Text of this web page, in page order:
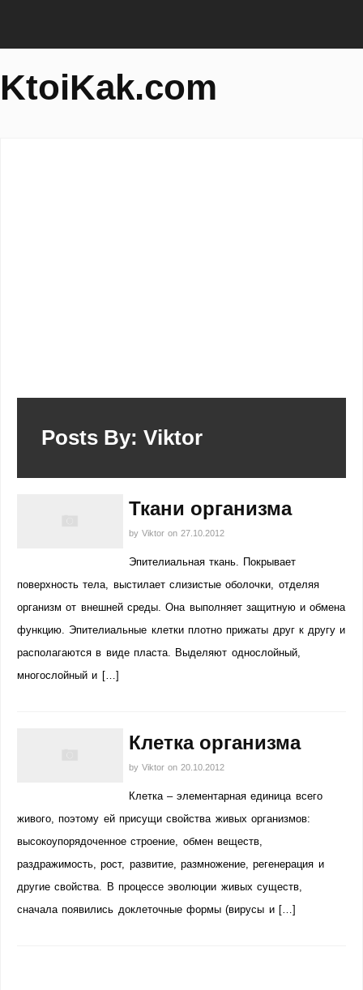
KtoiKak.com
Posts By: Viktor
Ткани организма
by Viktor on 27.10.2012
Эпителиальная ткань. Покрывает
поверхность тела, выстилает слизистые оболочки, отделяя
организм от внешней среды. Она выполняет защитную и обмена
функцию. Эпителиальные клетки плотно прижаты друг к другу и
располагаются в виде пласта. Выделяют однослойный,
многослойный и […]
Клетка организма
by Viktor on 20.10.2012
Клетка – элементарная единица всего
живого, поэтому ей присущи свойства живых организмов:
высокоупорядоченное строение, обмен веществ,
раздражимость, рост, развитие, размножение, регенерация и
другие свойства. В процессе эволюции живых существ,
сначала появились доклеточные формы (вирусы и […]